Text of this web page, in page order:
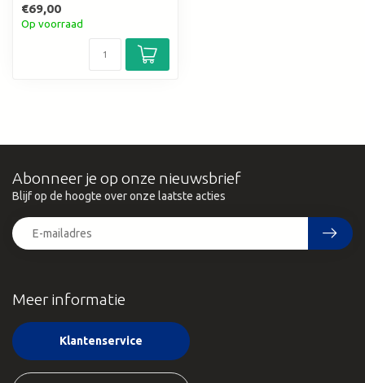
€69,00
Op voorraad
Meer informatie
Klantenservice
Abonneer je op onze nieuwsbrief
Blijf op de hoogte over onze laatste acties